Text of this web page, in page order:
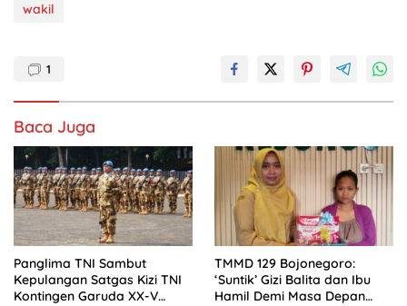
wakil
1
Baca Juga
Panglima TNI Sambut
Kepulangan Satgas Kizi TNI
Kontingen Garuda XX-V
TMMD 129 Bojonegoro:
‘Suntik’ Gizi Balita dan Ibu
Hamil Demi Masa Depan